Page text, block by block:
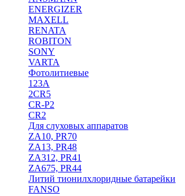
ENERGIZER
MAXELL
RENATA
ROBITON
SONY
VARTA
Фотолитиевые
123A
2CR5
CR-P2
CR2
Для слуховых аппаратов
ZA10, PR70
ZA13, PR48
ZA312, PR41
ZA675, PR44
Литий тионилхлоридные батарейки
FANSO